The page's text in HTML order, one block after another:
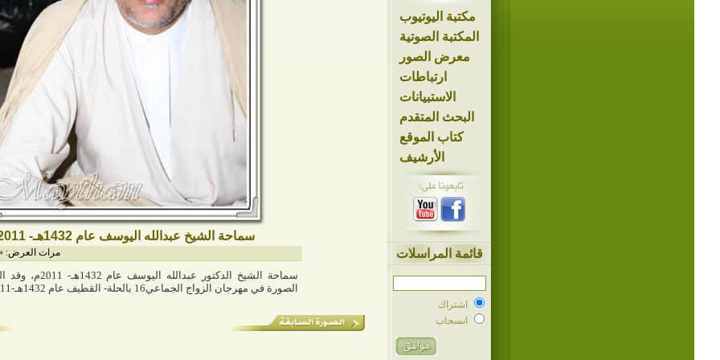
مكتبة اليوتيوب
المكتبة الصوتية
معرض الصور
ارتباطات
الاستبيانات
البحث المتقدم
كتاب الموقع
الأرشيف
قائمة المراسلات
اشتراك
انسحاب
سماحة الشيخ عبدالله اليوسف عام 1432هـ- 2011م
مرات العرض:
سماحة الشيخ الدكتور
الصورة في مهرجان الزواج الجماعي16 بالحلة- القطيف عام 1432هـ-2011م